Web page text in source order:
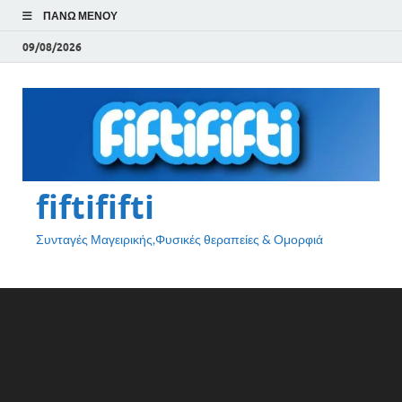
ΠΆΝΩ ΜΕΝΟΎ
09/08/2026
fiftififti
Συνταγές Μαγειρικής,Φυσικές θεραπείες & Ομορφιά